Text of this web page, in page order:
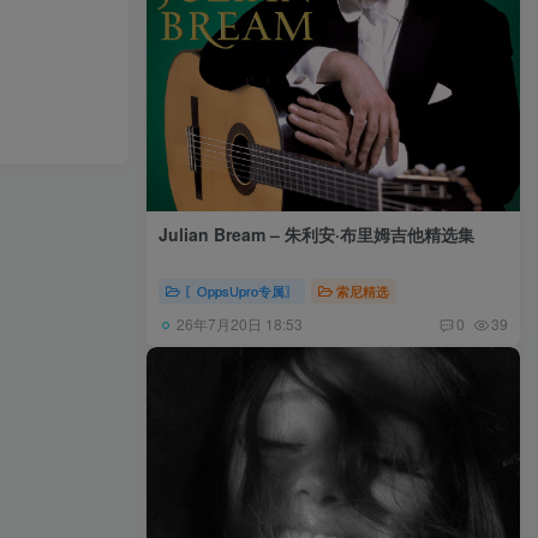
Julian Bream – 朱利安·布里姆吉他精选集
〖OppsUpro专属〗 索尼精选
26年7月20日 18:53 0 39